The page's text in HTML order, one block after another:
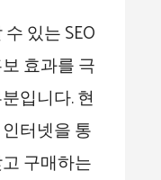
있는 SEO
효과를 극
입니다. 현
터넷을 통
구매하는